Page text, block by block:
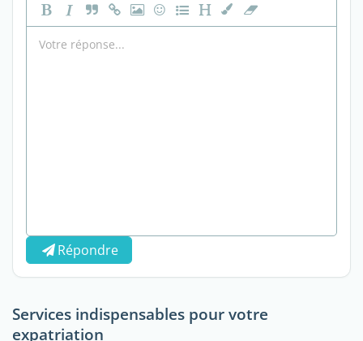
Répondre
Services indispensables pour votre
expatriation